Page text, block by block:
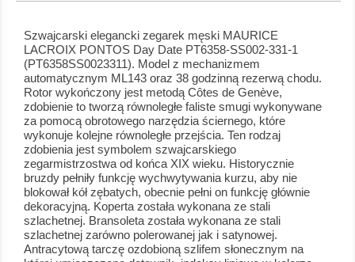
Szwajcarski elegancki zegarek męski MAURICE
LACROIX PONTOS Day Date PT6358-SS002-331-1
(PT6358SS0023311). Model z mechanizmem
automatycznym ML143 oraz 38 godzinną rezerwą chodu.
Rotor wykończony jest metodą Côtes de Genève,
zdobienie to tworzą równoległe faliste smugi wykonywane
za pomocą obrotowego narzędzia ściernego, które
wykonuje kolejne równoległe przejścia. Ten rodzaj
zdobienia jest symbolem szwajcarskiego
zegarmistrzostwa od końca XIX wieku. Historycznie
bruzdy pełniły funkcję wychwytywania kurzu, aby nie
blokował kół zębatych, obecnie pełni on funkcję głównie
dekoracyjną. Koperta została wykonana ze stali
szlachetnej. Bransoleta została wykonana ze stali
szlachetnej zarówno polerowanej jak i satynowej.
Antracytową tarczę ozdobioną szlifem słonecznym na